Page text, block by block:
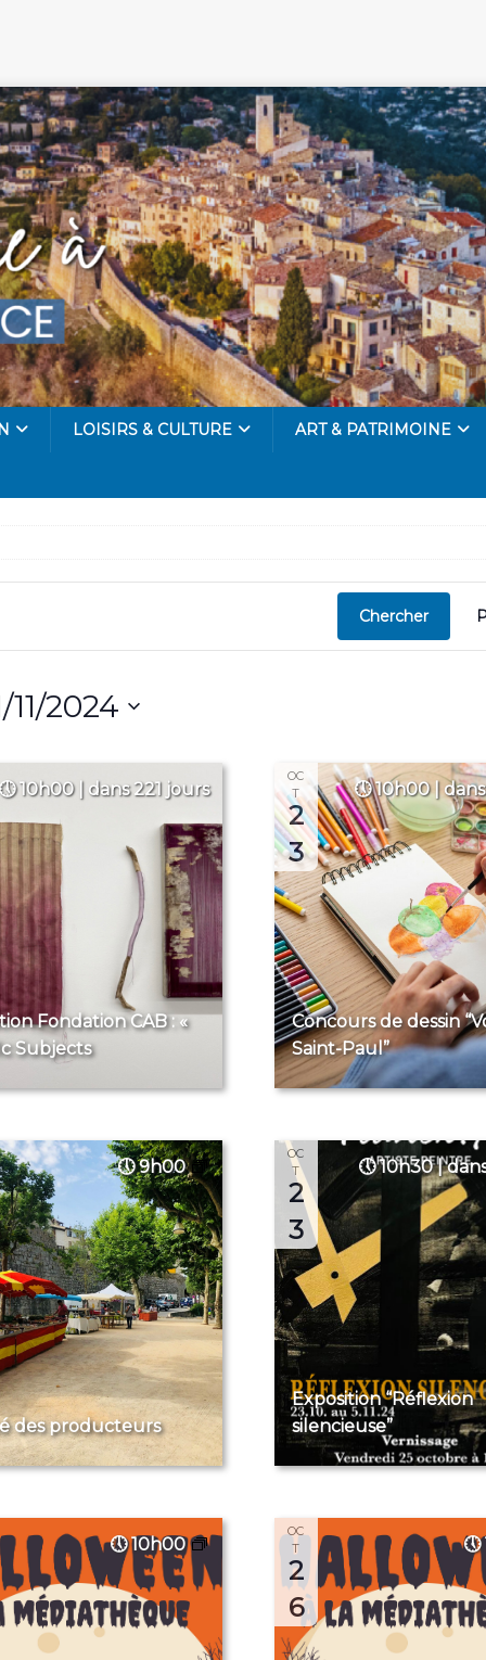
LOISIRS & CULTURE ART & PATRIMOINE
Chercher
11/2024
10h00 | dans 221 jours
Fondation CAB : «
Subjects
OC
T
2
3
10h00 |
Concours de dessin
Saint-Paul”
9h00
des producteurs
OC
T
2
3
10h30 |
Exposition “Réflexion
silencieuse”
10h00
OC
T
2
6